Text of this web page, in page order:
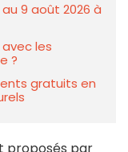
9 août 2026 à
les
?
gratuits en